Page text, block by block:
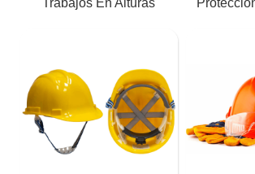
Trabajos En Alturas